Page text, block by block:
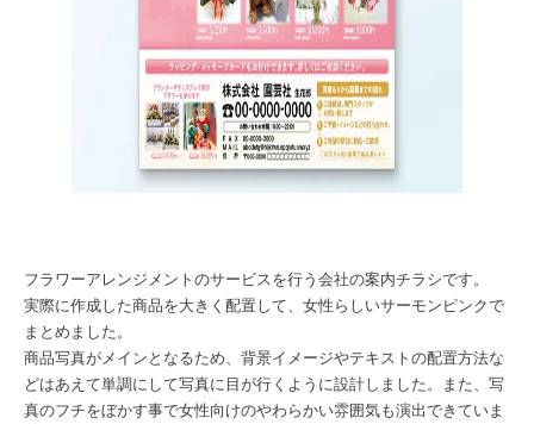
フラワーアレンジメントのサービスを行う会社の案内チラシです。
実際に作成した商品を大きく配置して、女性らしいサーモンピンクで
まとめました。
商品写真がメインとなるため、背景イメージやテキストの配置方法な
どはあえて単調にして写真に目が行くように設計しました。また、写
真のフチをぼかす事で女性向けのやわらかい雰囲気も演出できていま